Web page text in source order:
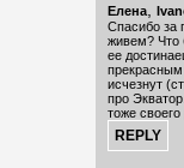
Елена,
Спасибо за
живем? Что
ее
прекрасным
исчезнут
про
тоже